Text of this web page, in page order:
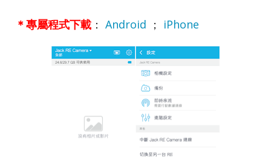
＊專屬程式下載 ： Android ； iPhone